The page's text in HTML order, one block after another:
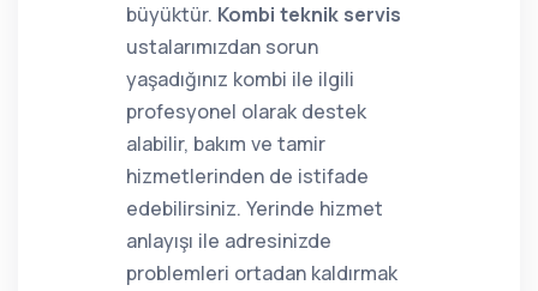
büyüktür. Kombi teknik servis
ustalarımızdan sorun
yaşadığınız kombi ile ilgili
profesyonel olarak destek
alabilir, bakım ve tamir
hizmetlerinden de istifade
edebilirsiniz. Yerinde hizmet
anlayışı ile adresinizde
problemleri ortadan kaldırmak